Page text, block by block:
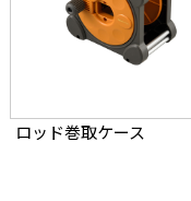
ロッド巻取ケース